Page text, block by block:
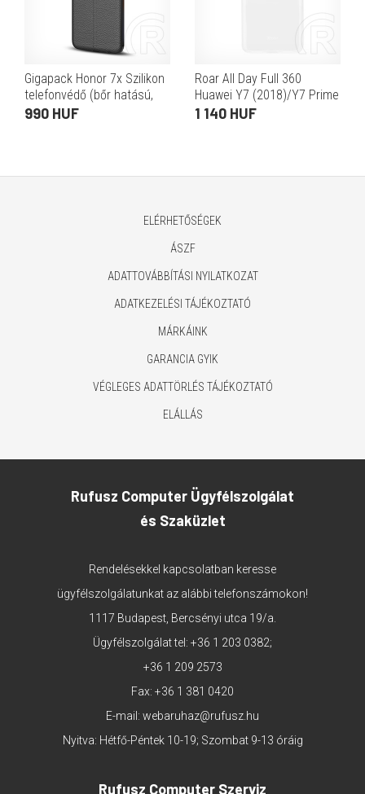
Gigapack Honor 7x Szilikon
telefonvédő (bőr hatású,
varrás minta, fekete)
990 HUF
Roar All Day Full 360
Huawei Y7 (2018)/Y7 Prime
(2018)/Honor 7C szilikon
1 140 HUF
ELÉRHETŐSÉGEK
ÁSZF
ADATTOVÁBBÍTÁSI NYILATKOZAT
ADATKEZELÉSI TÁJÉKOZTATÓ
MÁRKÁINK
GARANCIA GYIK
VÉGLEGES ADATTÖRLÉS TÁJÉKOZTATÓ
ELÁLLÁS
Rufusz Computer Ügyfélszolgálat
és Szaküzlet
Rendelésekkel kapcsolatban keresse
ügyfélszolgálatunkat az alábbi telefonszámokon!
1117 Budapest, Bercsényi utca 19/a.
Ügyfélszolgálat tel: +36 1 203 0382;
+36 1 209 2573
Fax: +36 1 381 0420
E-mail: webaruhaz@rufusz.hu
Nyitva: Hétfő-Péntek 10-19; Szombat 9-13 óráig
Rufusz Computer Szerviz